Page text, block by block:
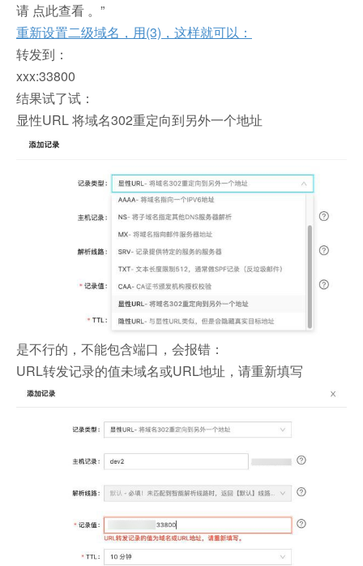
请 点此查看 。”
重新设置二级域名，用(3)，这样就可以：
转发到：
xxx:33800
结果试了试：
显性URL 将域名302重定向到另外一个地址
是不行的，不能包含端口，会报错：
URL转发记录的值未域名或URL地址，请重新填写